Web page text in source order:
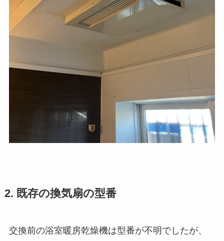
2. 既存の換気扇の型番
交換前の浴室暖房乾燥機は型番が不明でしたが、